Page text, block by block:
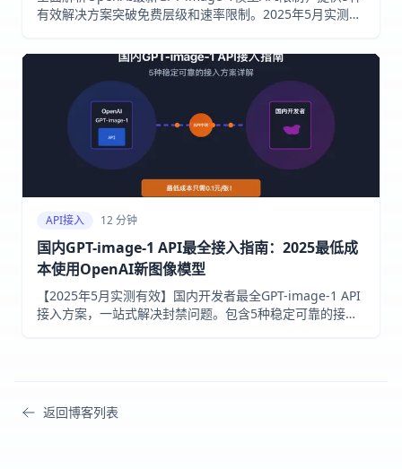
有效解决方案突破免费层级和速率限制。2025年5月实测有
API接入 12 分钟
国内GPT-image-1 API最全接入指南：2025最低成
本使用OpenAI新图像模型
【2025年5月实测有效】国内开发者最全GPT-image-1 API
接入方案，一站式解决封禁问题。包含5种稳定可靠的接入
返回博客列表